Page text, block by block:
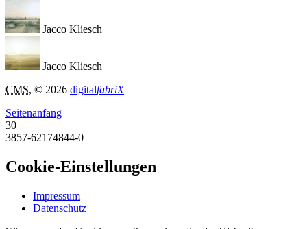
Jacco Kliesch
Jacco Kliesch
CMS, © 2026 digitalfabriX
Seitenanfang
30
3857-62174844-0
Cookie-Einstellungen
Impressum
Datenschutz